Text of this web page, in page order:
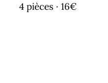
4 pièces · 16€